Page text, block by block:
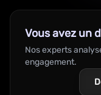
Vous avez un
Nos experts
engagement.